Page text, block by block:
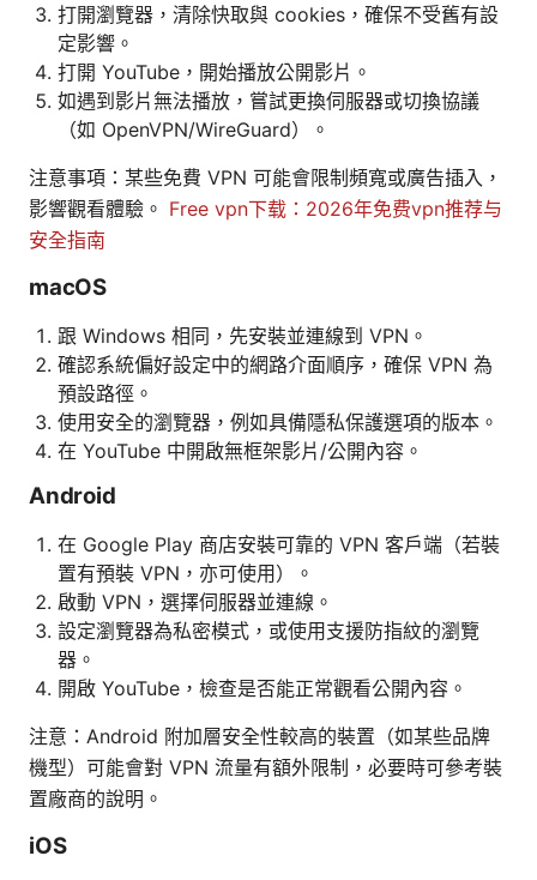
打開瀏覽器，清除快取與 cookies，確保不受舊有設
定影響。
打開 YouTube，開始播放公開影片。
如遇到影片無法播放，嘗試更換伺服器或切換協議
（如 OpenVPN/WireGuard）。
注意事項：某些免費 VPN 可能會限制頻寬或廣告插入，
影響觀看體驗。 Free vpn下载：2026年免费vpn推荐与
安全指南
macOS
跟 Windows 相同，先安裝並連線到 VPN。
確認系統偏好設定中的網路介面順序，確保 VPN 為
預設路徑。
使用安全的瀏覽器，例如具備隱私保護選項的版本。
在 YouTube 中開啟無框架影片/公開內容。
Android
在 Google Play 商店安裝可靠的 VPN 客戶端（若裝
置有預裝 VPN，亦可使用）。
啟動 VPN，選擇伺服器並連線。
設定瀏覽器為私密模式，或使用支援防指紋的瀏覽
器。
開啟 YouTube，檢查是否能正常觀看公開內容。
注意：Android 附加層安全性較高的裝置（如某些品牌
機型）可能會對 VPN 流量有額外限制，必要時可參考裝
置廠商的說明。
iOS